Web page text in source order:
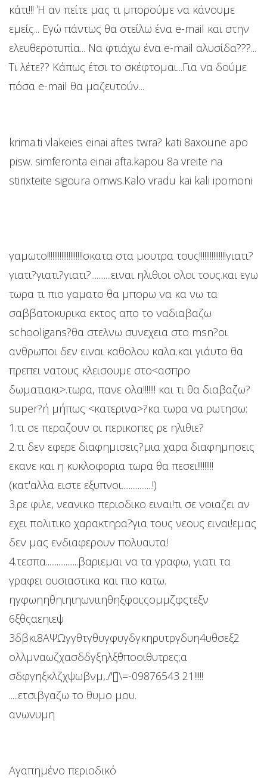
κάτι!!! Ή αν πείτε μας τι μπορούμε να κάνουμε
εμείς... Εγώ πάντως θα στείλω ένα e-mail και στην
ελευθεροτυπία... Να φτιάχω ένα e-mail αλυσίδα???...
Τι λέτε?? Κάπως έτσι το σκέφτομαι...Για να δούμε
πόσα e-mail θα μαζευτούν...
krima.ti vlakeies einai aftes twra? kati 8axoune apo
pisw. simferonta einai afta.kapou 8a vreite na
stirixteite sigoura omws.Kalo vradu kai kali ipomoni
γαμωτο!!!!!!!!!!!!!!!!!!!!σκατα στα μουτρα τους!!!!!!!!!!!!!!!γιατι?
γιατι?γιατι?γιατι?...........ειναι ηλιθιοι ολοι τους.και εγω
τωρα τι πιο γαματο θα μπορω να κα νω τα
σαββατοκυρικα εκτος απο το ναδιαβαζω
schooligans?θα στελνω συνεχεια στο msn?οι
ανθρωποι δεν ειναι καθολου καλα.και γι΄αυτο θα
πρεπει νατους κλεισουμε στο<ασπρο
δωματιακι>.τωρα, πανε ολα!!!!!!! και τι θα διαβαζω?
super?ή μήπως <κατερινα>?κα τωρα να ρωτησω:
1.τι σε περαζουν οι περικοπες ρε ηλιθιε?
2.τι δεν εφερε διαφημισεις?μια χαρα διαφημησεις
εκανε και η κυκλοφορια τωρα θα πεσει!!!!!!!!!
(κατ'αλλα ειστε εξυπνοι.................!)
3.ρε φιλε, νεανικο περιοδικο ειναι!τι σε νοιαζει αν
εχει πολιτικο χαρακτηρα?για τους νεους ειναι!εμας
δεν μας ενδιαφερουν πολυαυτα!
4.τεσπα..................βαριεμαι να τα γραφω, γιατι τα
γραφει ουσιαστικα και πιο κατω.
ηγφωηηθηιηιηωνιιηθηξφοι;ςομμζφςτεξν
6ξθςαεηιεψ
3δβκι8ΑΨΩγγθτγθυγφυγδγκηρυτργδυη4υθσεξ2
ολλμναωζχασδδγξηλξ΄θποοιθυτρες;α
σδφγηξκλζχψωβνμ,./'΄[]\=-09876543 21!!!!!
.....ετσιβγαζω το θυμο μου.
ανωνυμη
Αγαπημένο περιοδικό